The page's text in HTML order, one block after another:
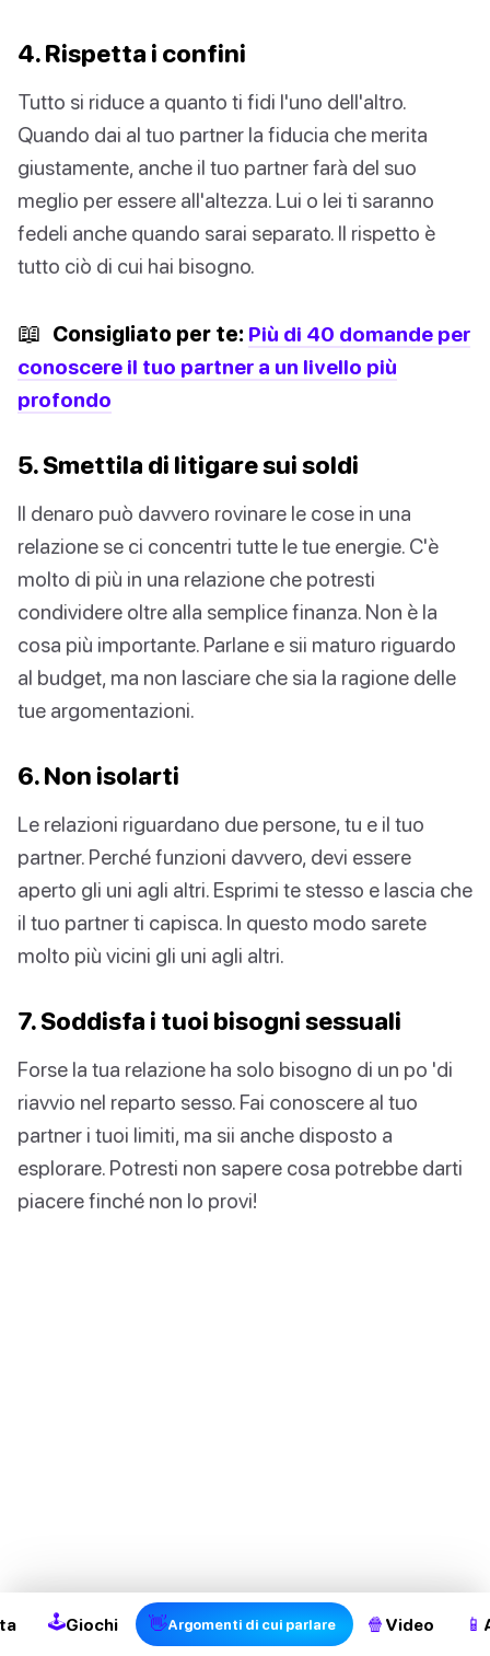
4. Rispetta i confini
Tutto si riduce a quanto ti fidi l'uno dell'altro.
Quando dai al tuo partner la fiducia che merita
giustamente, anche il tuo partner farà del suo
meglio per essere all'altezza. Lui o lei ti saranno
fedeli anche quando sarai separato. Il rispetto è
tutto ciò di cui hai bisogno.
📖 Consigliato per te: Più di 40 domande per
conoscere il tuo partner a un livello più
profondo
5. Smettila di litigare sui soldi
Il denaro può davvero rovinare le cose in una
relazione se ci concentri tutte le tue energie. C'è
molto di più in una relazione che potresti
condividere oltre alla semplice finanza. Non è la
cosa più importante. Parlane e sii maturo riguardo
al budget, ma non lasciare che sia la ragione delle
tue argomentazioni.
6. Non isolarti
Le relazioni riguardano due persone, tu e il tuo
partner. Perché funzioni davvero, devi essere
aperto gli uni agli altri. Esprimi te stesso e lascia che
il tuo partner ti capisca. In questo modo sarete
molto più vicini gli uni agli altri.
7. Soddisfa i tuoi bisogni sessuali
Forse la tua relazione ha solo bisogno di un po 'di
riavvio nel reparto sesso. Fai conoscere al tuo
partner i tuoi limiti, ma sii anche disposto a
esplorare. Potresti non sapere cosa potrebbe darti
piacere finché non lo provi!
🕹Giochi 👋Argomenti di cui parlare 🍿 Video 📱